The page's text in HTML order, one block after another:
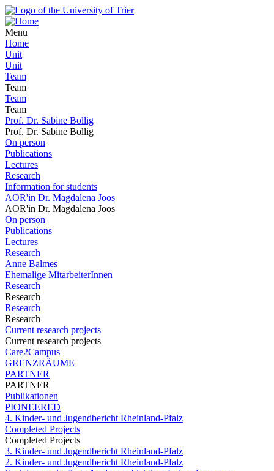
Menu
Home
Unit
Unit
Team
Team
Team
Team
Prof. Dr. Sabine Bollig
Prof. Dr. Sabine Bollig
On person
Publications
Lectures
Research
Information for students
AOR'in Dr. Magdalena Joos
AOR'in Dr. Magdalena Joos
On person
Publications
Lectures
Research
Anne Balmes
Ehemalige MitarbeiterInnen
Research
Research
Research
Research
Current research projects
Current research projects
Care2Campus
GRENZRÄUME
PARTNER
PARTNER
Publikationen
PIONEERED
4. Kinder- und Jugendbericht Rheinland-Pfalz
Completed Projects
Completed Projects
3. Kinder- und Jugendbericht Rheinland-Pfalz
2. Kinder- und Jugendbericht Rheinland-Pfalz